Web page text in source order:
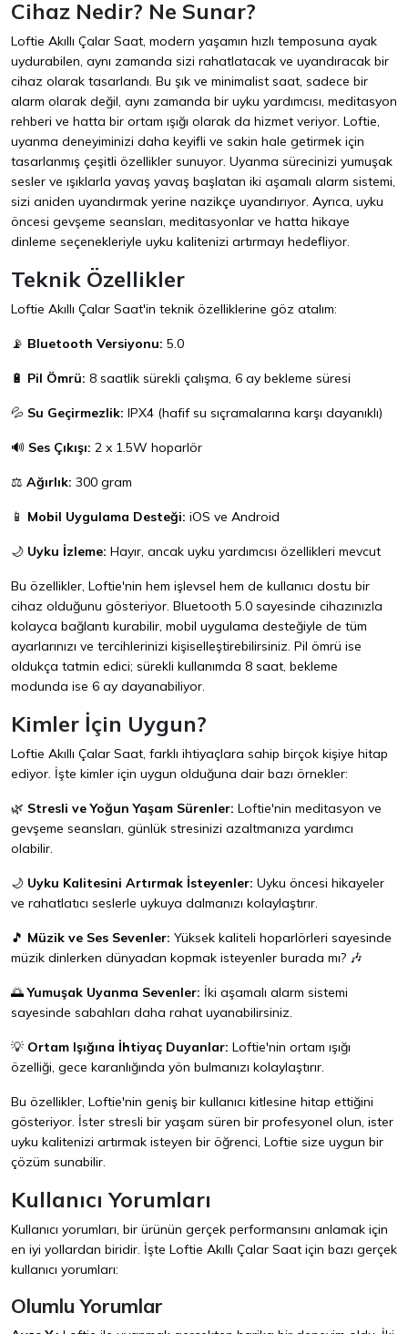
Cihaz Nedir? Ne Sunar?
Loftie Akıllı Çalar Saat, modern yaşamın hızlı temposuna ayak
uydurabilen, aynı zamanda sizi rahatlatacak ve uyandıracak bir
cihaz olarak tasarlandı. Bu şık ve minimalist saat, sadece bir
alarm olarak değil, aynı zamanda bir uyku yardımcısı, meditasyon
rehberi ve hatta bir ortam ışığı olarak da hizmet veriyor. Loftie,
uyanma deneyiminizi daha keyifli ve sakin hale getirmek için
tasarlanmış çeşitli özellikler sunuyor. Uyanma sürecinizi yumuşak
sesler ve ışıklarla yavaş yavaş başlatan iki aşamalı alarm sistemi,
sizi aniden uyandırmak yerine nazikçe uyandırıyor. Ayrıca, uyku
öncesi gevşeme seansları, meditasyonlar ve hatta hikaye
dinleme seçenekleriyle uyku kalitenizi artırmayı hedefliyor.
Teknik Özellikler
Loftie Akıllı Çalar Saat'in teknik özelliklerine göz atalım:
📡 Bluetooth Versiyonu: 5.0
🔋 Pil Ömrü: 8 saatlik sürekli çalışma, 6 ay bekleme süresi
💦 Su Geçirmezlik: IPX4 (hafif su sıçramalarına karşı dayanıklı)
🔊 Ses Çıkışı: 2 x 1.5W hoparlör
⚖️ Ağırlık: 300 gram
📱 Mobil Uygulama Desteği: iOS ve Android
🌙 Uyku İzleme: Hayır, ancak uyku yardımcısı özellikleri mevcut
Bu özellikler, Loftie'nin hem işlevsel hem de kullanıcı dostu bir
cihaz olduğunu gösteriyor. Bluetooth 5.0 sayesinde cihazınızla
kolayca bağlantı kurabilir, mobil uygulama desteğiyle de tüm
ayarlarınızı ve tercihlerinizi kişiselleştirebilirsiniz. Pil ömrü ise
oldukça tatmin edici; sürekli kullanımda 8 saat, bekleme
modunda ise 6 ay dayanabiliyor.
Kimler İçin Uygun?
Loftie Akıllı Çalar Saat, farklı ihtiyaçlara sahip birçok kişiye hitap
ediyor. İşte kimler için uygun olduğuna dair bazı örnekler:
🌿 Stresli ve Yoğun Yaşam Sürenler: Loftie'nin meditasyon ve
gevşeme seansları, günlük stresinizi azaltmanıza yardımcı
olabilir.
🌙 Uyku Kalitesini Artırmak İsteyenler: Uyku öncesi hikayeler
ve rahatlatıcı seslerle uykuya dalmanızı kolaylaştırır.
🎵 Müzik ve Ses Sevenler: Yüksek kaliteli hoparlörleri sayesinde
müzik dinlerken dünyadan kopmak isteyenler burada mı? 🎶
🌅Yumuşak Uyanma Sevenler: İki aşamalı alarm sistemi
sayesinde sabahları daha rahat uyanabilirsiniz.
💡 Ortam Işığına İhtiyaç Duyanlar: Loftie'nin ortam ışığı
özelliği, gece karanlığında yön bulmanızı kolaylaştırır.
Bu özellikler, Loftie'nin geniş bir kullanıcı kitlesine hitap ettiğini
gösteriyor. İster stresli bir yaşam süren bir profesyonel olun, ister
uyku kalitenizi artırmak isteyen bir öğrenci, Loftie size uygun bir
çözüm sunabilir.
Kullanıcı Yorumları
Kullanıcı yorumları, bir ürünün gerçek performansını anlamak için
en iyi yollardan biridir. İşte Loftie Akıllı Çalar Saat için bazı gerçek
kullanıcı yorumları:
Olumlu Yorumlar